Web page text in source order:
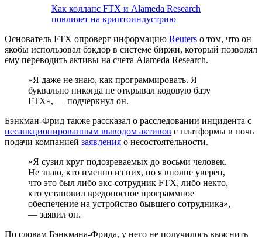
Как коллапс FTX и Alameda Research
повлияет на криптоиндустрию
Основатель FTX опроверг информацию Reuters о том, что он
якобы использовал бэкдор в системе биржи, который позволял
ему переводить активы на счета Alameda Research.
«Я даже не знаю, как программировать. Я
буквально никогда не открывал кодовую базу
FTX», — подчеркнул он.
Бэнкман-Фрид также рассказал о расследовании инцидента с
несанкционированным выводом активов с платформы в ночь
подачи компанией заявления о несостоятельности.
«Я сузил круг подозреваемых до восьми человек.
Не знаю, кто именно из них, но я вполне уверен,
что это был либо экс-сотрудник FTX, либо некто,
кто установил вредоносное программное
обеспечение на устройство бывшего сотрудника»,
— заявил он.
По словам Бэнкмана-Фрида, у него не получилось выяснить